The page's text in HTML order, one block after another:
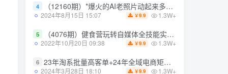
4 （12160期）*爆火的AI老照片动起来多重变现教程，蹭热点日赚3000+，内含免费工具
2024年8月15日 15:07 ￥9.9 1.3W+
5 （4076期）健食营玩转自媒体全技能实操，从无到有到精通，零基础也能打造*IP
2022年10月20日 09:38 ￥9.9 1.3W+
6 23年淘系批量高客单+24年全域电商矩阵，批量高客单线上课（109节课）
2024年3月28日 18:10 ￥9.9 1.3W+
4 （12160期）*爆火的AI老照片动起来多重变现教程，蹭热点日赚3000+，内含免费工具
2024年8月15日 15:07 ￥9.9 1.3W+
5 （4076期）健食营玩转自媒体全技能实操，从无到有到精通，零基础也能打造*IP
2022年10月20日 09:38 ￥9.9 1.3W+
6 23年淘系批量高客单+24年全域电商矩阵，批量高客单线上课（109节课）
2024年3月28日 18:10 ￥9.9 1.3W+